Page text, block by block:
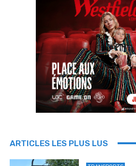
ARTICLES LES PLUS LUS